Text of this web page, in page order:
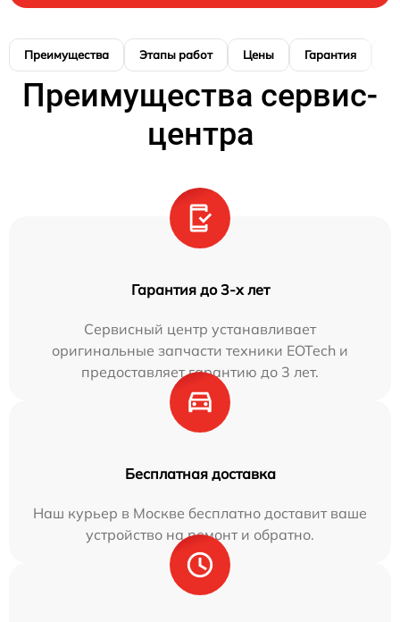
Преимущества Этапы работ Цены Гарантия
Преимущества сервис-
центра
Гарантия до 3-х лет
Сервисный центр устанавливает
оригинальные запчасти техники EOTech и
предоставляет гарантию до 3 лет.
Бесплатная доставка
Наш курьер в Москве бесплатно доставит ваше
устройство на ремонт и обратно.